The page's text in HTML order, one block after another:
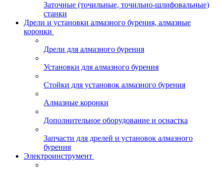
Заточные (точильные, точильно-шлифовальные)
станки
Дрели и установки алмазного бурения, алмазные
коронки
Дрели для алмазного бурения
Установки для алмазного бурения
Стойки для установок алмазного бурения
Алмазные коронки
Дополнительное оборудование и оснастка
Запчасти для дрелей и установок алмазного
бурения
Электроинструмент